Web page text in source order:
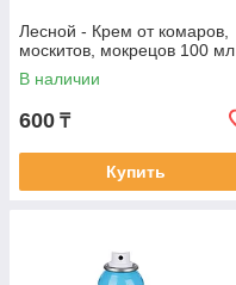
Лесной - Крем от комаров,
москитов, мокрецов 100 мл
В наличии
600 ₸
Купить